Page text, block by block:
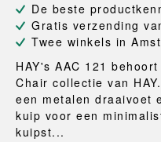
De beste
Gratis verzending
Twee winkels in
HAY's AAC 121
Chair collectie van
een metalen draaivoet
kuip voor een
kuipst...